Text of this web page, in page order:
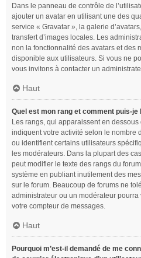
Dans le panneau de contrôle de
ajouter un avatar en utilisant une des
service « Gravatar », la galerie
transfert d’images locales. Les
non la fonctionnalité des avatars et des
disponible aux utilisateurs. Si vous ne
vous invitons à contacter un
Haut
Quel est mon rang et comment puis-je
Les rangs, qui apparaissent en dessous
indiquent votre activité selon le nombre
ou identifient certains utilisateurs
les modérateurs. Dans la plupart des
peut modifier le texte des rangs du
système en publiant inutilement des
sur le forum. Beaucoup de forums ne
administrateur ou un modérateur
votre compteur de messages.
Haut
Pourquoi m’est-il demandé de me